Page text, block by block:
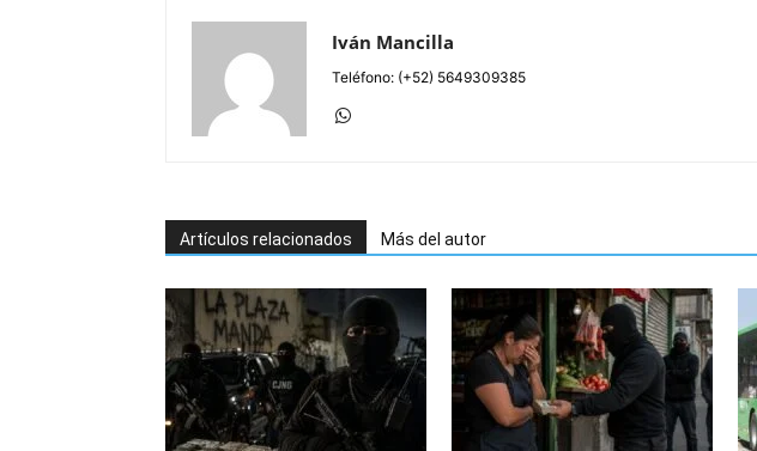
Iván Mancilla
Teléfono: (+52) 5649309385
Artículos relacionados Más del autor